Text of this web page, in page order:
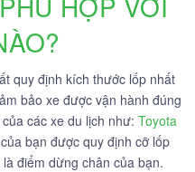
quy định kích thước lốp nhất
bảo xe được vận hành đúng
các xe du lịch như: Toyota
bạn được quy định cỡ lốp
điểm dừng chân của bạn.